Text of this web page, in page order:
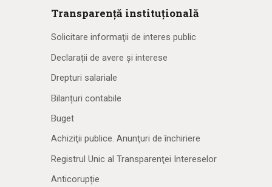
Transparență instituțională
Solicitare informaţii de interes public
Declarații de avere și interese
Drepturi salariale
Bilanțuri contabile
Buget
Achiziţii publice. Anunţuri de închiriere
Registrul Unic al Transparenţei Intereselor
Anticorupție